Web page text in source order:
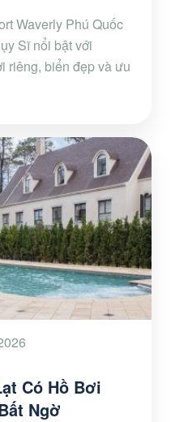
Waverly Phú Quốc
Sĩ nổi bật với
riêng, biển đẹp và ưu
Có Hồ Bơi
Ngờ